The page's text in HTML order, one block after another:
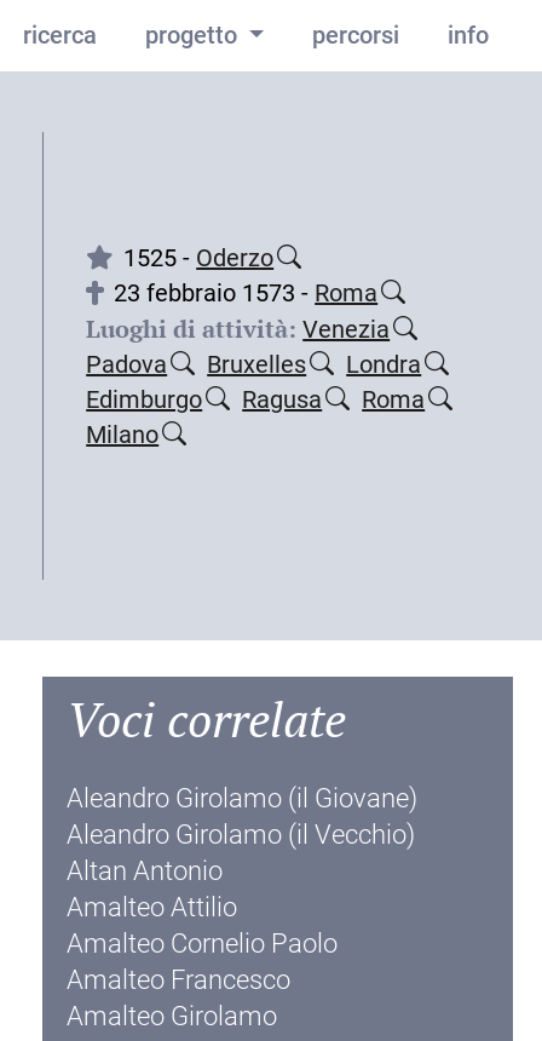
ricerca progetto percorsi info
1525 - Oderzo
23 febbraio 1573 - Roma
Luoghi di attività: Venezia
Padova
Bruxelles
Londra
Edimburgo
Ragusa
Roma
Milano
Voci correlate
Aleandro Girolamo (il Giovane)
Aleandro Girolamo (il Vecchio)
Altan Antonio
Amalteo Attilio
Amalteo Cornelio Paolo
Amalteo Francesco
Amalteo Girolamo